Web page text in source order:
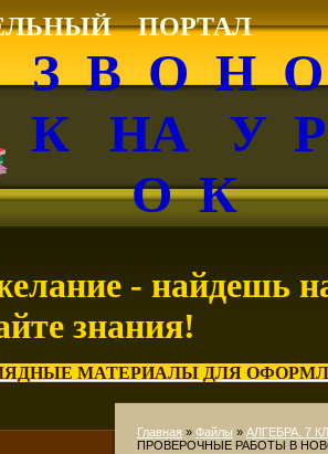
17:30
ПОРТАЛ
З В О Н
К НА У
О К
- найдешь
знания!
МАТЕРИАЛЫ ДЛЯ
Главная » Файлы » АЛГЕБРА. 7
ПРОВЕРОЧНЫЕ РАБОТЫ В